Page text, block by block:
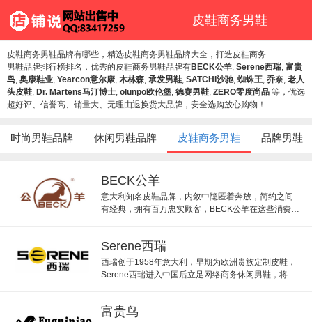
皮鞋商务男鞋
皮鞋商务男鞋品牌有哪些，精选皮鞋商务男鞋品牌大全，打造皮鞋商务
男鞋品牌排行榜排名，优秀的皮鞋商务男鞋品牌有BECK公羊, Serene西瑞, 富贵
鸟, 奥康鞋业, Yearcon意尔康, 木林森, 承发男鞋, SATCHI沙驰, 蜘蛛王, 乔奈, 老人
头皮鞋, Dr. Martens马汀博士, olunpo欧伦堡, 德赛男鞋, ZERO零度尚品 等，优选
超好评、信誉高、销量大、无理由退换货大品牌，安全选购放心购物！
时尚男鞋品牌 休闲男鞋品牌 皮鞋商务男鞋 品牌男鞋
BECK公羊
意大利知名皮鞋品牌，内敛中隐匿着奔放，简约之间
有经典，拥有百万忠实顾客，BECK公羊在这些消费者
Serene西瑞
西瑞创于1958年意大利，早期为欧洲贵族定制皮鞋，
Serene西瑞进入中国后立足网络商务休闲男鞋，将欧
富贵鸟